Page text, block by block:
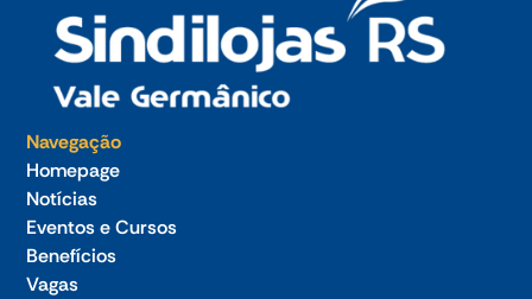
Navegação
Homepage
Notícias
Eventos e Cursos
Benefícios
Vagas